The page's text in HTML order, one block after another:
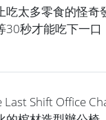
吃太多零食的怪奇
30秒才能吃下一口
Last Shift Office